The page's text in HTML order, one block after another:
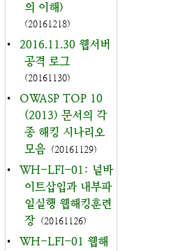
의 이해)
(20161218)
•
2016.11.30 웹서버
공격 로그
(20161130)
•
OWASP TOP 10
(2013) 문서의 각
종 해킹 시나리오
모음 (20161129)
•
WH-LFI-01: 널바
이트삽입과 내부파
일실행 웹해킹훈련
장 (20161126)
•
WH-LFI-01 웹해